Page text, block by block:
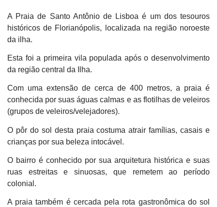
A Praia de Santo Antônio de Lisboa é um dos tesouros
históricos de Florianópolis, localizada na região noroeste
da ilha.
Esta foi a primeira vila populada após o desenvolvimento
da região central da Ilha.
Com uma extensão de cerca de 400 metros, a praia é
conhecida por suas águas calmas e as flotilhas de veleiros
(grupos de veleiros/velejadores).
O pôr do sol desta praia costuma atrair famílias, casais e
crianças por sua beleza intocável.
O bairro é conhecido por sua arquitetura histórica e suas
ruas estreitas e sinuosas, que remetem ao período
colonial.
A praia também é cercada pela rota gastronômica do sol